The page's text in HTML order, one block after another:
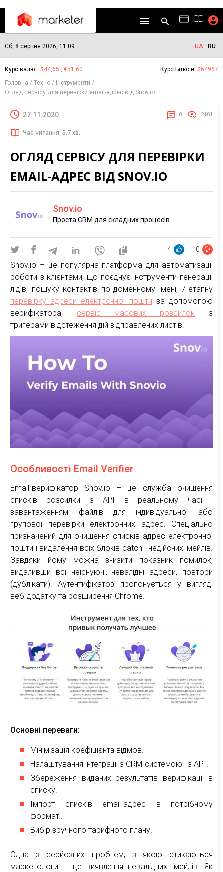
Сб, 8 серпня 2026, 11:09 UA RU
Курс валют: $44,65 , €51,60 Курс Біткоїн: $64967
Головна
Техно
Інструменти
Огляд сервісу для перевірки email-адрес від Snov.io
27.11.2020 0 2101
Час читання: 5.7 хв.
ОГЛЯД СЕРВІСУ ДЛЯ ПЕРЕВІРКИ
EMAIL-АДРЕС ВІД SNOV.IO
Snov.io
Проста CRM для складних процесів
4 0
Snov.io – це популярна платформа для автоматизації
роботи з клієнтами, що поєднує інструменти генерації
лідів, пошуку контактів по доменному імені, 7-етапну
перевірку адреси електронної пошти за допомогою
верифікатора, сервіс масових розсилок з
тригерами відстеження дій відправлених листів.
Особливості Email Verifier
Email-верифікатор Snov.io – це служба очищення
списків розсилки з API в реальному часі і
завантаженням файлів для індивідуальної або
групової перевірки електронних адрес. Спеціально
призначений для очищення списків адрес електронної
пошти і видалення всіх блоків catch і недійсних імейлів.
Завдяки йому можна знизити показник помилок,
видаливши всі неіснуючі, невалідні адреси, повтори
(дублікати). Аутентифікатор пропонується у вигляді
веб-додатку та розширення Chrome.
Основні переваги:
Мінімізація коефіцієнта відмов.
Налаштування інтеграції з CRM-системою і з API.
Збереження виданих результатів верифікації в
списку.
Імпорт списків email-адрес в потрібному
форматі.
Вибір зручного тарифного плану.
Одна з серйозних проблем, з якою стикаються
маркетологи – це виявлення невалідних імейлів. Як